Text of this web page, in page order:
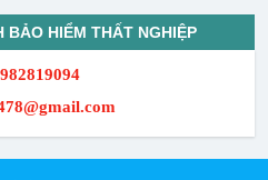
BẢO HIỂM THẤT NGHIỆP